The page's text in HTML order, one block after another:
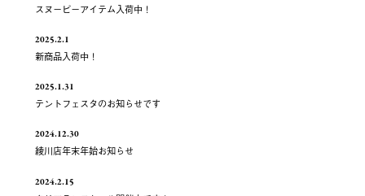
スヌーピーアイテム入荷中！
2025.2.1
新商品入荷中！
2025.1.31
テントフェスタのお知らせです
2024.12.30
綾川店年末年始お知らせ
2024.2.15